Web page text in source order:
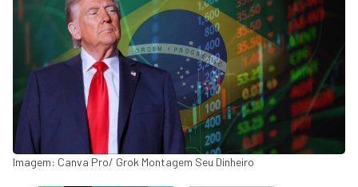
Imagem: Canva Pro/ Grok Montagem Seu Dinheiro